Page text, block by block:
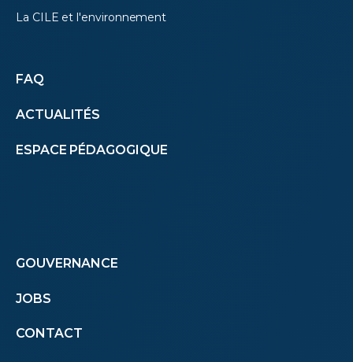
La CILE et l'environnement
Autres
menus
FAQ
ACTUALITÉS
ESPACE PÉDAGOGIQUE
Footer
menu
GOUVERNANCE
JOBS
CONTACT